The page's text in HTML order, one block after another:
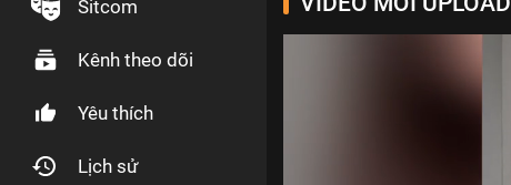
Sitcom
Kênh theo dõi
Yêu thích
Lịch sử